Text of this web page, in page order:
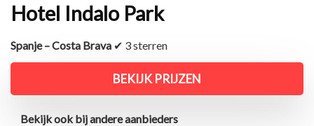
Hotel Indalo Park
Spanje – Costa Brava ✔ 3 sterren
BEKIJK PRIJZEN
Bekijk ook bij andere aanbieders